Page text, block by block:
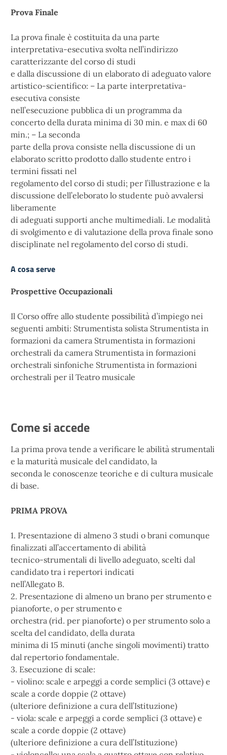
Prova Finale
La prova finale è costituita da una parte
interpretativa-esecutiva svolta nell’indirizzo
caratterizzante del corso di studi
e dalla discussione di un elaborato di adeguato valore
artistico-scientifico: – La parte interpretativa-
esecutiva consiste
nell’esecuzione pubblica di un programma da
concerto della durata minima di 30 min. e max di 60
min.; – La seconda
parte della prova consiste nella discussione di un
elaborato scritto prodotto dallo studente entro i
termini fissati nel
regolamento del corso di studi; per l’illustrazione e la
discussione dell’eleborato lo studente può avvalersi
liberamente
di adeguati supporti anche multimediali. Le modalità
di svolgimento e di valutazione della prova finale sono
disciplinate nel regolamento del corso di studi.
A cosa serve
Prospettive Occupazionali
Il Corso offre allo studente possibilità d’impiego nei
seguenti ambiti: Strumentista solista Strumentista in
formazioni da camera Strumentista in formazioni
orchestrali da camera Strumentista in formazioni
orchestrali sinfoniche Strumentista in formazioni
orchestrali per il Teatro musicale
Come si accede
La prima prova tende a verificare le abilità strumentali
e la maturità musicale del candidato, la
seconda le conoscenze teoriche e di cultura musicale
di base.
PRIMA PROVA
1. Presentazione di almeno 3 studi o brani comunque
finalizzati all’accertamento di abilità
tecnico-strumentali di livello adeguato, scelti dal
candidato tra i repertori indicati
nell’Allegato B.
2. Presentazione di almeno un brano per strumento e
pianoforte, o per strumento e
orchestra (rid. per pianoforte) o per strumento solo a
scelta del candidato, della durata
minima di 15 minuti (anche singoli movimenti) tratto
dal repertorio fondamentale.
3. Esecuzione di scale:
- violino: scale e arpeggi a corde semplici (3 ottave) e
scale a corde doppie (2 ottave)
(ulteriore definizione a cura dell’Istituzione)
- viola: scale e arpeggi a corde semplici (3 ottave) e
scale a corde doppie (2 ottave)
(ulteriore definizione a cura dell’Istituzione)